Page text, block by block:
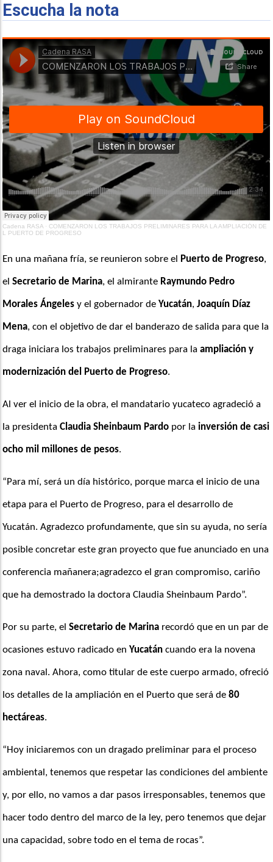
Escucha la nota
Cadena RASA · COMENZARON LOS TRABAJOS PRELIMINARES PARA LA AMPLIACIÓN DE
L PUERTO DE PROGRESO
En una mañana fría, se reunieron sobre el Puerto de Progreso,
el Secretario de Marina, el almirante Raymundo Pedro
Morales Ángeles y el gobernador de Yucatán, Joaquín Díaz
Mena, con el objetivo de dar el banderazo de salida para que la
draga iniciara los trabajos preliminares para la ampliación y
modernización del Puerto de Progreso.
Al ver el inicio de la obra, el mandatario yucateco agradeció a
la presidenta Claudia Sheinbaum Pardo por la inversión de casi
ocho mil millones de pesos.
“Para mí, será un día histórico, porque marca el inicio de una
etapa para el Puerto de Progreso, para el desarrollo de
Yucatán. Agradezco profundamente, que sin su ayuda, no sería
posible concretar este gran proyecto que fue anunciado en una
conferencia mañanera;agradezco el gran compromiso, cariño
que ha demostrado la doctora Claudia Sheinbaum Pardo”.
Por su parte, el Secretario de Marina recordó que en un par de
ocasiones estuvo radicado en Yucatán cuando era la novena
zona naval. Ahora, como titular de este cuerpo armado, ofreció
los detalles de la ampliación en el Puerto que será de 80
hectáreas.
“Hoy iniciaremos con un dragado preliminar para el proceso
ambiental, tenemos que respetar las condiciones del ambiente
y, por ello, no vamos a dar pasos irresponsables, tenemos que
hacer todo dentro del marco de la ley, pero tenemos que dejar
una capacidad, sobre todo en el tema de rocas”.